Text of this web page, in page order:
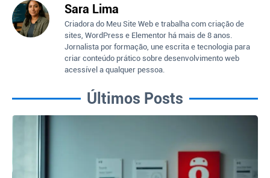
Sara Lima
Criadora do Meu Site Web e trabalha com criação de
sites, WordPress e Elementor há mais de 8 anos.
Jornalista por formação, une escrita e tecnologia para
criar conteúdo prático sobre desenvolvimento web
acessível a qualquer pessoa.
Últimos Posts